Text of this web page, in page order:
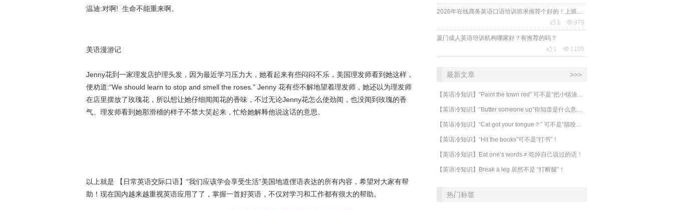
温迪:对啊! 生命不能重来啊。
美语漫游记
Jenny花到一家理发店护理头发，因为最近学习压力大，她看起来有些闷闷不乐，美国理发师看到她这样，
便劝道:“We should learn to stop and smell the roses." Jenny 花有些不解地望着理发师，她还以为理发师
在店里摆放了玫瑰花，所以想让她仔细闻闻花的香味，不过无论Jenny花怎么使劲闻，也没闻到玫瑰的香
气。理发师看到她那滑稽的样子不禁大笑起来，忙给她解释他说这话的意思。
以上就是 【日常英语交际口语】“我们应该学会享受生活”美国地道俚语表达的所有内容，希望对大家有帮
助！现在国内越来越重视英语应用了了，掌握一首好英语，不仅对学习和工作都有很大的帮助。
 1  979
厦门成人英语培训机构哪家好？有推荐的吗？
 1  1105
最新文章 >>>
​【英语冷知识】“Hit the books”可不是“打书”！
【英语冷知识】Eat one’s words ≠ 吃掉自己说过的话！
【英语冷知识】Break a leg 居然不是 “打断腿”！
热门标签